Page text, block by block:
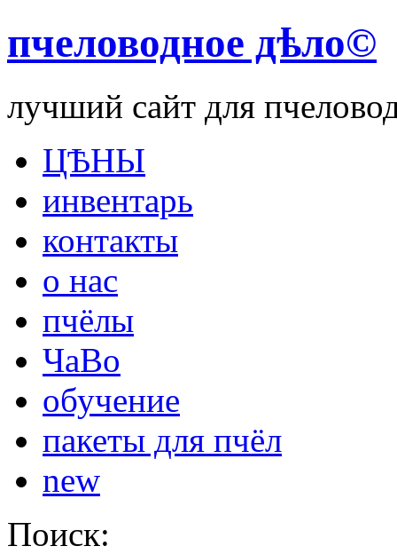
пчеловодное дѣло©
лучший сайт для
ЦѢНЫ
инвентарь
контакты
о нас
пчёлы
ЧаВо
обучение
пакеты для пчёл
new
Поиск: